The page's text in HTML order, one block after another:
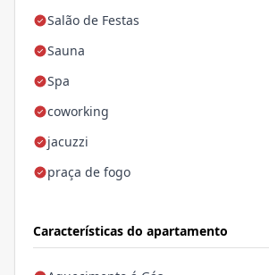
Salão de Festas
Sauna
Spa
coworking
jacuzzi
praça de fogo
Características do apartamento